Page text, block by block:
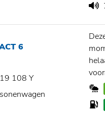
6
108 Y